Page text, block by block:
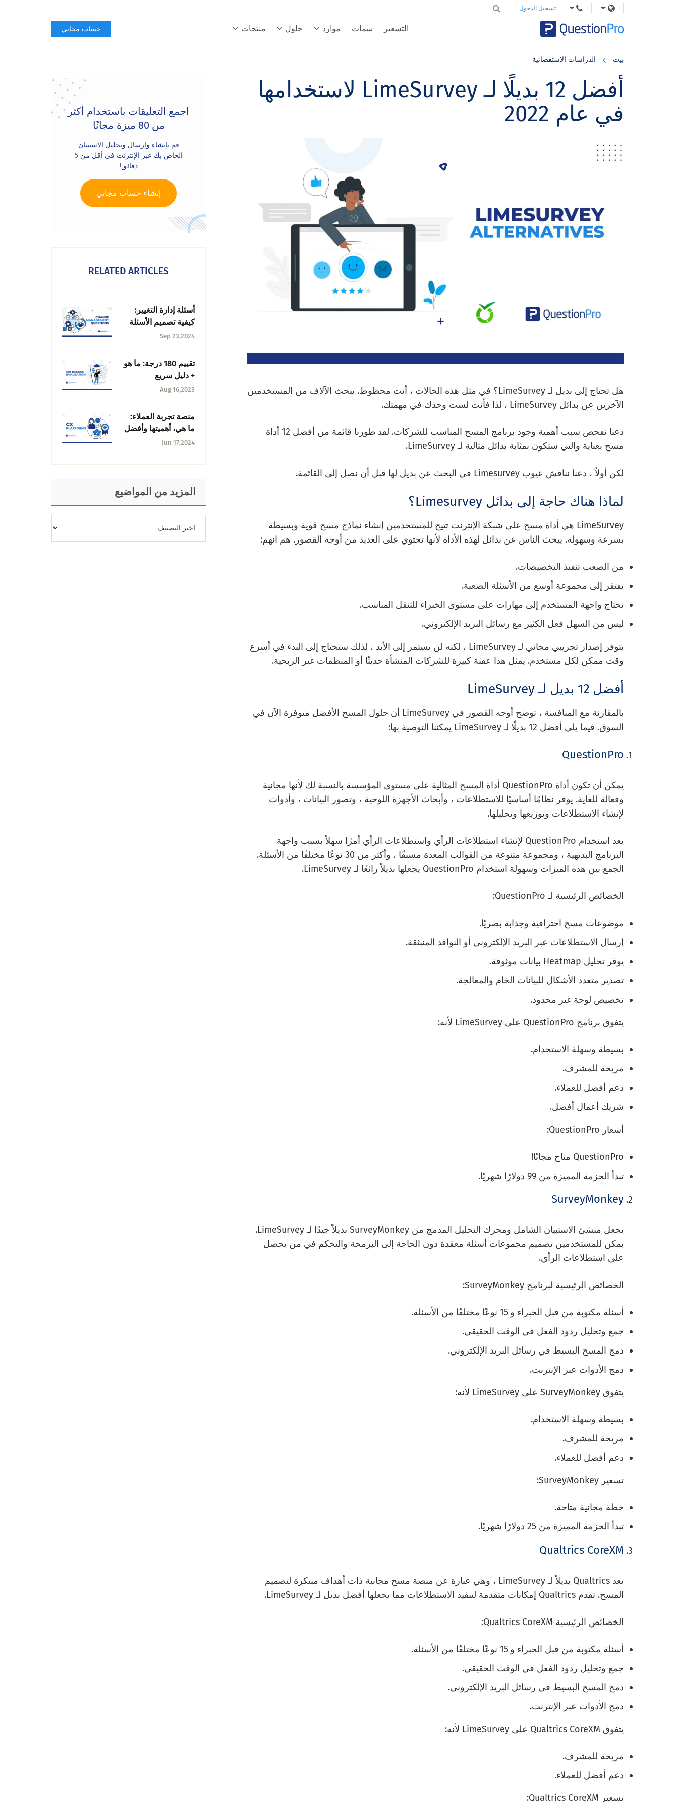
منتجات حلول موارد سمات التسعير
تسجيل الدخول
حساب مجاني
بيت الدراسات الاستقصائية
أفضل 12 بديلًا لـ LimeSurvey لاستخدامها
في عام 2022
هل تحتاج إلى بديل لـ LimeSurvey؟ في مثل هذه الحالات ، أنت محظوظ. يبحث الآلاف من المستخدمين
الآخرين عن بدائل LimeSurvey ، لذا فأنت لست وحدك في مهمتك.
دعنا نفحص سبب أهمية وجود برنامج المسح المناسب للشركات. لقد طورنا قائمة من أفضل 12 أداة
مسح بعناية والتي ستكون بمثابة بدائل مثالية لـ LimeSurvey.
لكن أولاً ، دعنا نناقش عيوب Limesurvey في البحث عن بديل لها قبل أن نصل إلى القائمة.
لماذا هناك حاجة إلى بدائل Limesurvey؟
LimeSurvey هي أداة مسح على شبكة الإنترنت تتيح للمستخدمين إنشاء نماذج مسح قوية وبسيطة
بسرعة وسهولة. يبحث الناس عن بدائل لهذه الأداة لأنها تحتوي على العديد من أوجه القصور. هم انهم:
من الصعب تنفيذ التخصيصات.
يفتقر إلى مجموعة أوسع من الأسئلة الصعبة.
تحتاج واجهة المستخدم إلى مهارات على مستوى الخبراء للتنقل المناسب.
ليس من السهل فعل الكثير مع رسائل البريد الإلكتروني.
يتوفر إصدار تجريبي مجاني لـ LimeSurvey ، لكنه لن يستمر إلى الأبد ، لذلك ستحتاج إلى البدء في أسرع
وقت ممكن لكل مستخدم. يمثل هذا عقبة كبيرة للشركات المنشأة حديثًا أو المنظمات غير الربحية.
أفضل 12 بديل لـ LimeSurvey
بالمقارنة مع المنافسة ، توضح أوجه القصور في LimeSurvey أن حلول المسح الأفضل متوفرة الآن في
السوق. فيما يلي أفضل 12 بديلًا لـ LimeSurvey يمكننا التوصية بها:
QuestionPro
يمكن أن تكون أداة QuestionPro أداة المسح المثالية على مستوى المؤسسة بالنسبة لك لأنها مجانية
وفعالة للغاية. يوفر نظامًا أساسيًا للاستطلاعات ، وأبحاث الأجهزة اللوحية ، وتصور البيانات ، وأدوات
لإنشاء الاستطلاعات وتوزيعها وتحليلها.
يعد استخدام QuestionPro لإنشاء استطلاعات الرأي واستطلاعات الرأي أمرًا سهلاً بسبب واجهة
البرنامج البديهية ، ومجموعة متنوعة من القوالب المعدة مسبقًا ، وأكثر من 30 نوعًا مختلفًا من الأسئلة.
الجمع بين هذه الميزات وسهولة استخدام QuestionPro يجعلها بديلاً رائعًا لـ LimeSurvey.
الخصائص الرئيسية لـ QuestionPro:
موضوعات مسح احترافية وجذابة بصريًا.
إرسال الاستطلاعات عبر البريد الإلكتروني أو النوافذ المنبثقة.
يوفر تحليل Heatmap بيانات موثوقة.
تصدير متعدد الأشكال للبيانات الخام والمعالجة.
تخصيص لوحة غير محدود.
يتفوق برنامج QuestionPro على LimeSurvey لأنه:
بسيطة وسهلة الاستخدام.
مريحة للمشرف.
دعم أفضل للعملاء.
شريك أعمال أفضل.
أسعار QuestionPro:
QuestionPro متاح مجانًا!
تبدأ الحزمة المميزة من 99 دولارًا شهريًا.
SurveyMonkey
يجعل منشئ الاستبيان الشامل ومحرك التحليل المدمج من SurveyMonkey بديلاً جيدًا لـ LimeSurvey.
يمكن للمستخدمين تصميم مجموعات أسئلة معقدة دون الحاجة إلى البرمجة والتحكم في من يحصل
على استطلاعات الرأي.
الخصائص الرئيسية لبرنامج SurveyMonkey:
أسئلة مكتوبة من قبل الخبراء و 15 نوعًا مختلفًا من الأسئلة.
جمع وتحليل ردود الفعل في الوقت الحقيقي.
دمج المسح البسيط في رسائل البريد الإلكتروني.
دمج الأدوات عبر الإنترنت.
يتفوق SurveyMonkey على LimeSurvey لأنه:
بسيطة وسهلة الاستخدام.
مريحة للمشرف.
دعم أفضل للعملاء.
تسعير SurveyMonkey:
خطة مجانية متاحة.
تبدأ الحزمة المميزة من 25 دولارًا شهريًا.
Qualtrics CoreXM
تعد Qualtrics بديلاً لـ LimeSurvey ، وهي عبارة عن منصة مسح مجانية ذات أهداف مبتكرة لتصميم
المسح. تقدم Qualtrics إمكانات متقدمة لتنفيذ الاستطلاعات مما يجعلها أفضل بديل لـ LimeSurvey.
الخصائص الرئيسية Qualtrics CoreXM:
أسئلة مكتوبة من قبل الخبراء و 15 نوعًا مختلفًا من الأسئلة.
جمع وتحليل ردود الفعل في الوقت الحقيقي.
دمج المسح البسيط في رسائل البريد الإلكتروني.
دمج الأدوات عبر الإنترنت.
يتفوق Qualtrics CoreXM على LimeSurvey لأنه:
مريحة للمشرف.
دعم أفضل للعملاء.
تسعير Qualtrics CoreXM:
Sidebar
اجمع التعليقات باستخدام أكثر
من 80 ميزة مجانًا
قم بإنشاء وإرسال وتحليل الاستبيان
الخاص بك عبر الإنترنت في أقل من 5
دقائق!
إنشاء حساب مجاني
RELATED ARTICLES
أسئلة إدارة التغيير:
كيفية تصميم الأسئلة
وطرحها
Sep 23,2024
تقييم 180 درجة: ما هو
+ دليل سريع
Aug 16,2023
منصة تجربة العملاء:
ما هي، أهميتها وأفضل
منصات تجارب العملاء
Jun 17,2024
المزيد من المواضيع
المواضيع